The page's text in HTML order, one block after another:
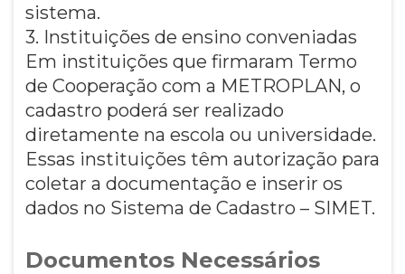
sistema.
3. Instituições de ensino conveniadas
Em instituições que firmaram Termo
de Cooperação com a METROPLAN, o
cadastro poderá ser realizado
diretamente na escola ou universidade.
Essas instituições têm autorização para
coletar a documentação e inserir os
dados no Sistema de Cadastro – SIMET.
Documentos Necessários